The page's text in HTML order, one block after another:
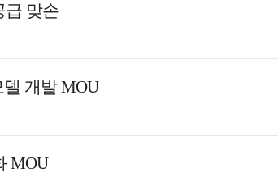
급 맞손
개발 MOU
MOU